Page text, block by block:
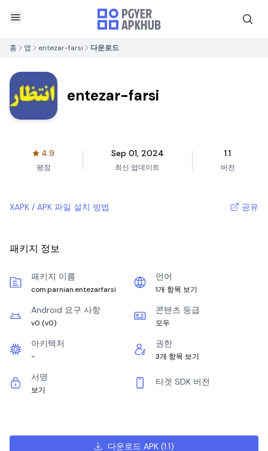
홈 앱 entezar-farsi 다운로드
entezar-farsi
4.9
평점
Sep 01, 2024
최신 업데이트
1.1
버전
XAPK / APK 파일 설치 방법 공유
패키지 정보
패키지 이름
com.parnian.entezarfarsi
언어
1개 항목 보기
Android 요구 사항
v0 (v0)
콘텐츠 등급
모두
아키텍처
-
권한
3개 항목 보기
서명
보기
타겟 SDK 버전
다운로드 APK (1.1)